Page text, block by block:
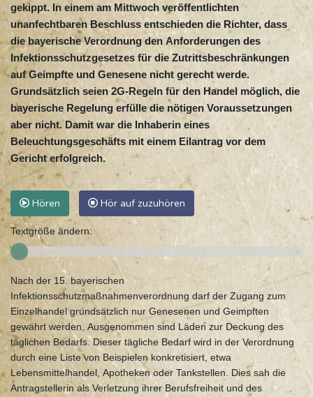
gekippt. In einem am Mittwoch veröffentlichten
unanfechtbaren Beschluss entschieden die Richter, dass
die bayerische Verordnung den Anforderungen des
Infektionsschutzgesetzes für die Zutrittsbeschränkungen
auf Geimpfte und Genesene nicht gerecht werde.
Grundsätzlich seien 2G-Regeln für den Handel möglich, die
bayerische Regelung erfülle die nötigen Voraussetzungen
aber nicht. Damit war die Inhaberin eines
Beleuchtungsgeschäfts mit einem Eilantrag vor dem
Gericht erfolgreich.
Hören Hör auf zuzuhören
Textgröße ändern:
Nach der 15. bayerischen
Infektionsschutzmaßnahmenverordnung darf der Zugang zum
Einzelhandel grundsätzlich nur Genesenen und Geimpften
gewährt werden. Ausgenommen sind Läden zur Deckung des
täglichen Bedarfs. Dieser tägliche Bedarf wird in der Verordnung
durch eine Liste von Beispielen konkretisiert, etwa
Lebensmittelhandel, Apotheken oder Tankstellen. Dies sah die
Antragstellerin als Verletzung ihrer Berufsfreiheit und des